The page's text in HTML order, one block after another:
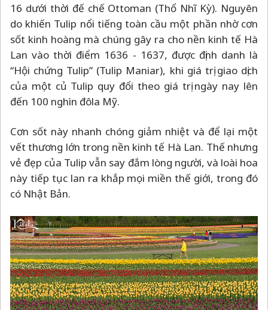
16 dưới thời đế chế Ottoman (Thổ Nhĩ Kỳ). Nguyên
do khiến Tulip nổi tiếng toàn cầu một phần nhờ cơn
sốt kinh hoàng mà chúng gây ra cho nền kinh tế Hà
Lan vào thời điểm 1636 - 1637, được định danh là
“Hội chứng Tulip” (Tulip Maniar), khi giá trị giao dịch
của một củ Tulip quy đổi theo giá trị ngày nay lên
đến 100 nghìn đôla Mỹ.
Cơn sốt này nhanh chóng giảm nhiệt và để lại một
vết thương lớn trong nền kinh tế Hà Lan. Thế nhưng
vẻ đẹp của Tulip vẫn say đắm lòng người, và loài hoa
này tiếp tục lan ra khắp mọi miền thế giới, trong đó
có Nhật Bản.